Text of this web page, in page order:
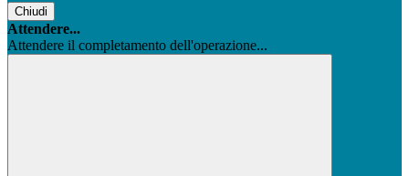
Chiudi
Attendere...
Attendere il completamento dell'operazione...